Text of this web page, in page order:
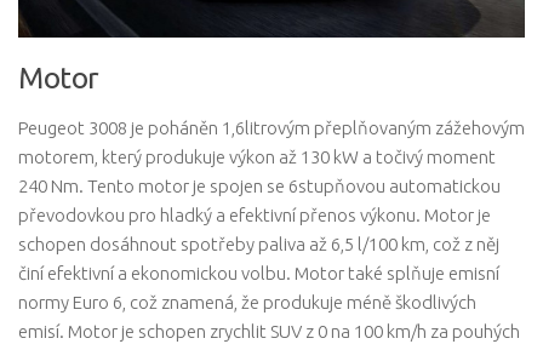
Motor
Peugeot 3008 je poháněn 1,6litrovým přeplňovaným zážehovým
motorem, který produkuje výkon až 130 kW a točivý moment
240 Nm. Tento motor je spojen se 6stupňovou automatickou
převodovkou pro hladký a efektivní přenos výkonu. Motor je
schopen dosáhnout spotřeby paliva až 6,5 l/100 km, což z něj
činí efektivní a ekonomickou volbu. Motor také splňuje emisní
normy Euro 6, což znamená, že produkuje méně škodlivých
emisí. Motor je schopen zrychlit SUV z 0 na 100 km/h za pouhých